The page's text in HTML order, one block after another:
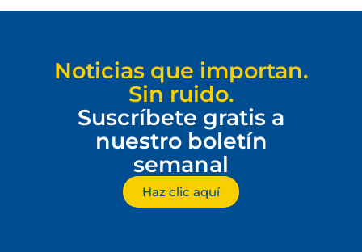
Noticias que importan.
Sin ruido.
Suscríbete gratis a
nuestro boletín
semanal
Haz clic aquí